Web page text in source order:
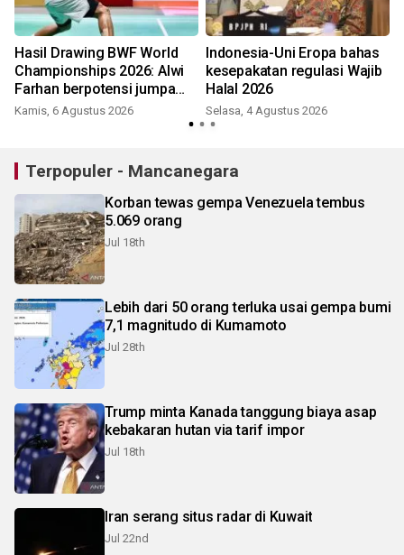
Hasil Drawing BWF World
Championships 2026: Alwi
Farhan berpotensi jumpa
Shi Yu Qi
Kamis, 6 Agustus 2026
Indonesia-Uni Eropa bahas
kesepakatan regulasi Wajib
Halal 2026
Selasa, 4 Agustus 2026
Terpopuler - Mancanegara
Korban tewas gempa Venezuela tembus
5.069 orang
Jul 18th
Lebih dari 50 orang terluka usai gempa bumi
7,1 magnitudo di Kumamoto
Jul 28th
Trump minta Kanada tanggung biaya asap
kebakaran hutan via tarif impor
Jul 18th
Iran serang situs radar di Kuwait
Jul 22nd